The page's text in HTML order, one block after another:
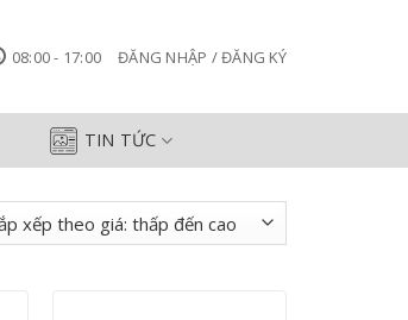
08:00 - 17:00 ĐĂNG NHẬP / ĐĂNG KÝ
TIN TỨC